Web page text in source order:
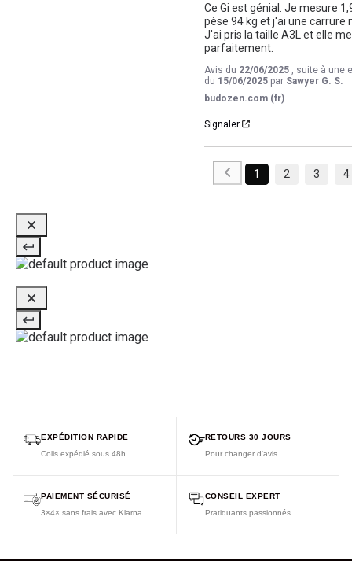
Ce Gi est génial. Je mesure
pèse 94 kg et j'ai une carrure
J'ai pris la taille A3L et elle
parfaitement.
Avis du 22/06/2025
, suite à une
du 15/06/2025 par Sawyer G. S.
budozen.com (fr)
Signaler
1 2 3 4
EXPÉDITION RAPIDE
Colis expédié sous 48h
RETOURS 30 JOURS
Pour changer d'avis
PAIEMENT SÉCURISÉ
3×4× sans frais avec Klarna
CONSEIL EXPERT
Pratiquants passionnés